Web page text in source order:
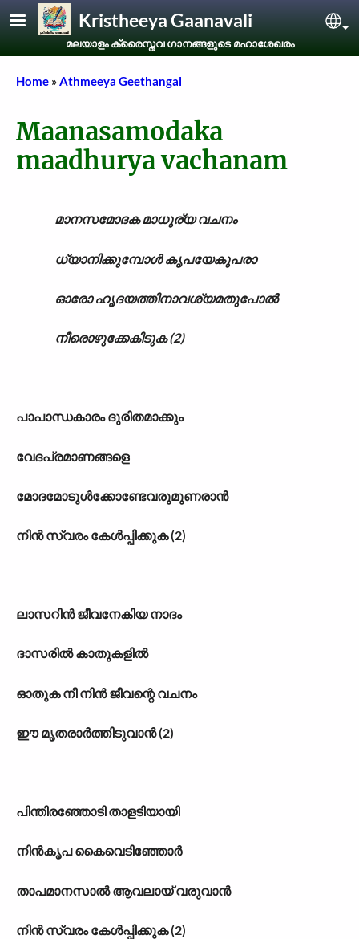
Skip to main contentKristheeya Gaanavali
മലയാളം ക്രൈസ്തവ ഗാനങ്ങളുടെ മഹാശേഖരം
Breadcrumb
Home Athmeeya Geethangal
Maanasamodaka
maadhurya vachanam
മാനസമോദക മാധുര്യ വചനം
ധ്യാനിക്കുമ്പോൾ കൃപയേകുപരാ
ഓരോ ഹൃദയത്തിനാവശ്യമതുപോൽ
നീരൊഴുക്കേകിടുക (2)
പാപാന്ധകാരം ദുരിതമാക്കും
വേദപ്രമാണങ്ങളെ
മോദമോടുൾക്കോണ്ടേവരുമുണരാൻ
നിൻ സ്വരം കേൾപ്പിക്കുക (2)
ലാസറിൻ ജീവനേകിയ നാദം
ദാസരിൽ കാതുകളിൽ
ഓതുക നീ നിൻ ജീവന്റെ വചനം
ഈ മൃതരാർത്തിടുവാൻ (2)
പിന്തിരഞ്ഞോടി താളടിയായി
നിൻകൃപ കൈവെടിഞ്ഞോർ
താപമാനസാൽ ആവലായ് വരുവാൻ
നിൻ സ്വരം കേൾപ്പിക്കുക (2)